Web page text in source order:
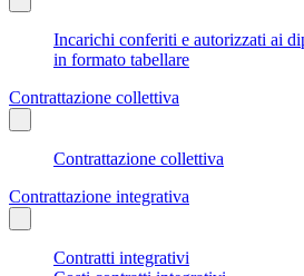
Incarichi conferiti e autorizzati ai
in formato tabellare
Contrattazione collettiva
Contrattazione collettiva
Contrattazione integrativa
Contratti integrativi